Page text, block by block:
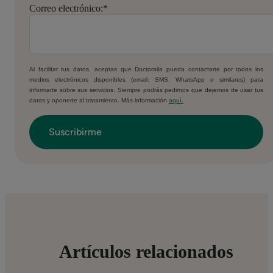
Correo electrónico:*
Al facilitar tus datos, aceptas que Doctoralia pueda contactarte por todos los
medios electrónicos disponibles (email, SMS, WhatsApp o similares) para
informarte sobre sus servicios. Siempre podrás pedirnos que dejemos de usar tus
datos y oponerte al tratamiento. Más información aquí.
Artículos relacionados